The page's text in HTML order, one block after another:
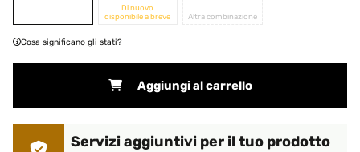
Di nuovo
disponibile a breve
Altra combinazione
Cosa significano gli stati?
Aggiungi al carrello
Servizi aggiuntivi per il tuo prodotto